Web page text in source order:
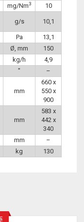
mg/Nm3
10
g/s 10,1
Pa
13,1
Ø, mm
150
kg/h
4,9
″ –
mm
660 x
550 x
900
mm
583 x
442 x
340
mm
–
kg 130